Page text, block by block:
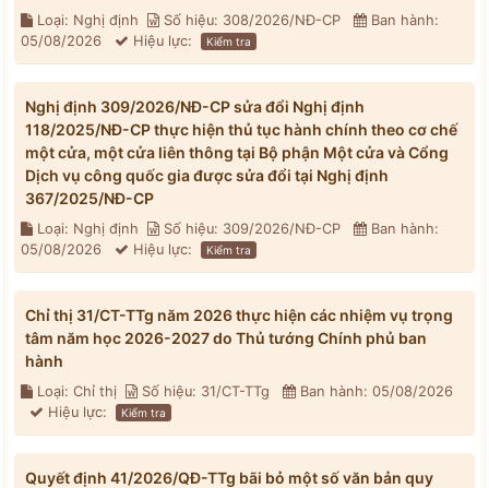
Loại: Nghị định Số hiệu: 308/2026/NĐ-CP
Ban hành:
05/08/2026
Hiệu lực: Kiểm tra
Nghị định 309/2026/NĐ-CP sửa đổi Nghị định
118/2025/NĐ-CP thực hiện thủ tục hành chính theo cơ chế
một cửa, một cửa liên thông tại Bộ phận Một cửa và Cổng
Dịch vụ công quốc gia được sửa đổi tại Nghị định
367/2025/NĐ-CP
Loại: Nghị định Số hiệu: 309/2026/NĐ-CP
Ban hành:
05/08/2026
Hiệu lực: Kiểm tra
Chỉ thị 31/CT-TTg năm 2026 thực hiện các nhiệm vụ trọng
tâm năm học 2026-2027 do Thủ tướng Chính phủ ban
hành
Loại: Chỉ thị Số hiệu: 31/CT-TTg
Ban hành: 05/08/2026
Hiệu lực:
Kiểm tra
Quyết định 41/2026/QĐ-TTg bãi bỏ một số văn bản quy